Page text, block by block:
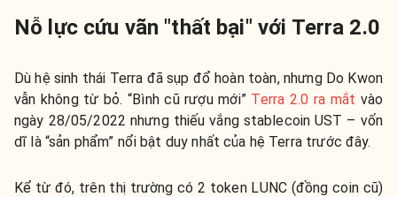
Nỗ lực cứu vãn "thất bại" với Terra 2.0
Dù hệ sinh thái Terra đã sụp đổ hoàn toàn, nhưng Do Kwon
vẫn không từ bỏ. “Bình cũ rượu mới” Terra 2.0 ra mắt vào
ngày 28/05/2022 nhưng thiếu vắng stablecoin UST – vốn
dĩ là “sản phẩm” nổi bật duy nhất của hệ Terra trước đây.
Kể từ đó, trên thị trường có 2 token LUNC (đồng coin cũ)